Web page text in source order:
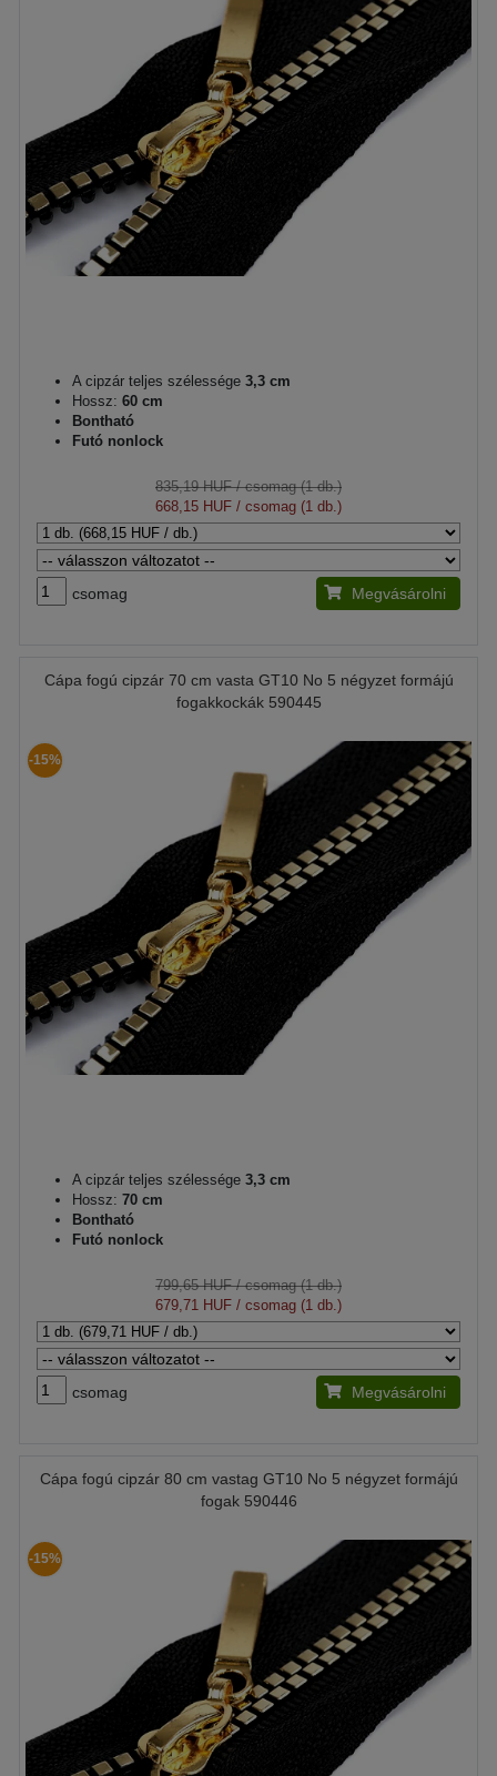
A cipzár teljes szélessége 3,3 cm
Hossz: 60 cm
Bontható
Futó nonlock
835,19 HUF/ csomag (1 db.)
668,15 HUF / csomag (1 db.)
csomag Megvásárolni
Cápa fogú cipzár 70 cm vasta GT10 No 5 négyzet formájú
fogakkockák 590445
-15%
A cipzár teljes szélessége 3,3 cm
Hossz: 70 cm
Bontható
Futó nonlock
799,65 HUF/ csomag (1 db.)
679,71 HUF / csomag (1 db.)
csomag Megvásárolni
Cápa fogú cipzár 80 cm vastag GT10 No 5 négyzet formájú
fogak 590446
-15%